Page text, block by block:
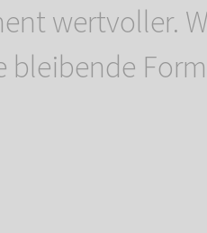
wertvoller.
bleibende Form